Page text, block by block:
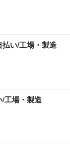
い/工場・製造
工場・製造